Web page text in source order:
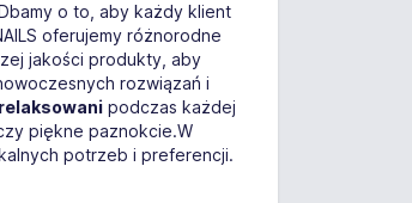
o to, aby każdy klient
oferujemy różnorodne
jakości produkty, aby
rozwiązań i
podczas każdej
piękne paznokcie.W
potrzeb i preferencji.